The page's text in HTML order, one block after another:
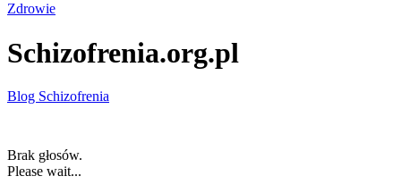
Zdrowie
Schizofrenia.org.pl
Blog Schizofrenia
Brak głosów.
Please wait...